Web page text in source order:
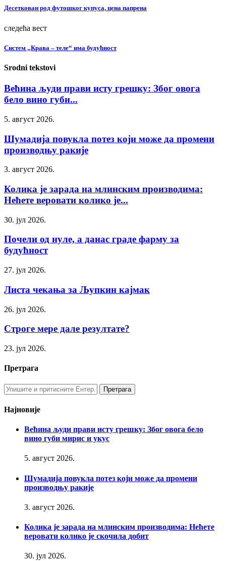
Десеткован род футошког купуса, цена папрена
следећа вест
Систем „Крава – теле“ има будућност
Srodni tekstovi
Већина људи прави исту грешку: Због овога
бело вино губи...
5. август 2026.
Шумадија повукла потез који може да промени
производњу ракије
3. август 2026.
Колика је зарада на млинским производима:
Нећете веровати колико је...
30. јул 2026.
Почели од нуле, а данас граде фарму за
будућност
27. јул 2026.
Листа чекања за Љупкин кајмак
26. јул 2026.
Строге мере дале резултате?
23. јул 2026.
Претрага
Најновије
Већина људи прави исту грешку: Због овога бело
вино губи мирис и укус
5. август 2026.
Шумадија повукла потез који може да промени
производњу ракије
3. август 2026.
Колика је зарада на млинским производима: Нећете
веровати колико је скочила добит
30. јул 2026.